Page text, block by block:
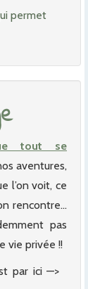
permet
tout se
aventures,
l’on voit, ce
rencontre…
pas
vie privée !!
par ici —>